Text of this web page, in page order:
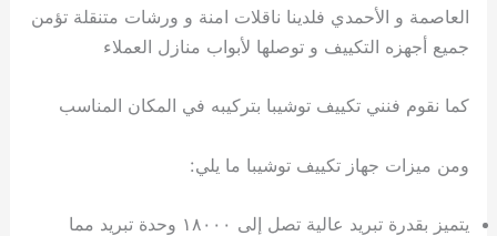
العاصمة و الأحمدي فلدينا ناقلات امنة و ورشات متنقلة تؤمن
جميع أجهزه التكييف و توصلها لأبواب منازل العملاء
كما نقوم فنني تكييف توشيبا بتركيبه في المكان المناسب
ومن ميزات جهاز تكييف توشيبا ما يلي:
يتميز بقدرة تبريد عالية تصل إلى ١٨٠٠٠ وحدة تبريد مما